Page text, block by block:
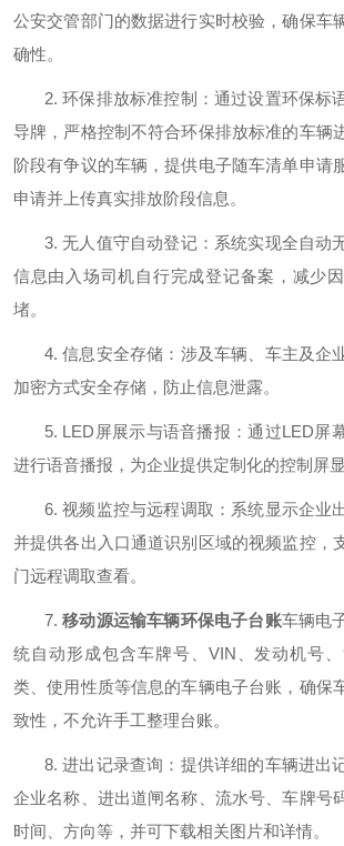
公安交管部门的数据进行实时校验，确保车
确性。
2.环保排放标准控制：通过设置环保标
导牌，严格控制不符合环保排放标准的车辆
阶段有争议的车辆，提供电子随车清单申请
申请并上传真实排放阶段信息。
3.无人值守自动登记：系统实现全自动
信息由入场司机自行完成登记备案，减少
堵。
4.信息安全存储：涉及车辆、车主及企
加密方式安全存储，防止信息泄露。
5. LED 屏展示与语音播报：通过LED屏
进行语音播报，为企业提供定制化的控制屏
6.视频监控与远程调取：系统显示企业
并提供各出入口通道识别区域的视频监控，
门远程调取查看。
7.移动源运输车辆环保电子台账车辆电
统自动形成包含车牌号、 VIN 、发动机号
类、使用性质等信息的车辆电子台账，确保
致性，不允许手工整理台账。
8.进出记录查询：提供详细的车辆进出
企业名称、进出道闸名称、流水号、车牌号
时间、方向等，并可下载相关图片和详情。